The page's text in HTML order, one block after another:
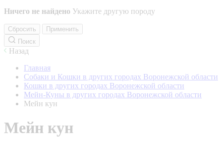
Ничего не найдено Укажите другую породу
Сбросить
Применить
Поиск
Назад
Главная
Собаки и Кошки в других городах Воронежской области
Кошки в других городах Воронежской области
Мейн-Куны в других городах Воронежской области
Мейн кун
Мейн кун